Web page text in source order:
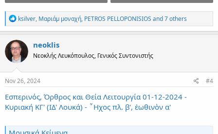
R
e
a
c
t
i
o
n
s
ksilver, Μαριάμ μοναχή, PETROS PELLOPONISIOS and 7 others
neoklis
Νεοκλής Λευκόπουλος, Γενικός Συντονιστής
Nov 26, 2024 #4
Εσπερινός, Όρθρος και Θεία Λειτουργία 01-12-2024 -
Κυριακή ΚΓ' (ΙΔ' Λουκά) - ῏Ηχος πλ. β', ἑωθινὸν α'